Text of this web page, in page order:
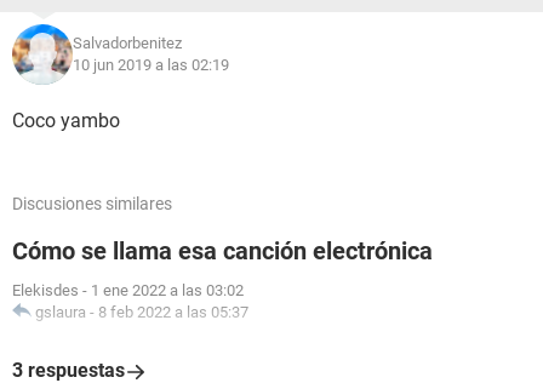
Salvadorbenitez
10 jun 2019 a las 02:19
Coco yambo
Discusiones similares
Cómo se llama esa canción electrónica
Elekisdes - 1 ene 2022 a las 03:02
gslaura - 8 feb 2022 a las 05:37
3 respuestas